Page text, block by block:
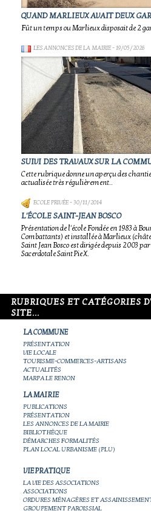
QUAND MARLIEUX AVAIT DEUX
Fût un temps ou Marlieux disposait de 2
LES ANNONCES DE LA MAIRIE- 19/05/2026
SUIVI DES TRAVAUX SUR LA
Cette rubrique donne un aperçu des
actualisée très régulièrement..
ECOLE PRIVÉE- 30/11/2014
L'ÉCOLE SAINT-JEAN BOSCO
Présentation de l'école Fondée en 1983 à
Combattants) et installée à Marlieux
Saint Jean Bosco est dirigée depuis 2003
Sacerdotale Saint Pie X.
RUBRIQUES ET CATÉGORIES
SITE...
LA COMMUNE
PRÉSENTATION
VIE LOCALE
TOURISME-COMMERCES-ARTISANS
ACTUALITÉS
MARPA LE RENON
LA MAIRIE
PUBLICATIONS
PRÉSENTATION
LES ANNONCES DE LA MAIRIE
BIBLIOTHÈQUE
DÉMARCHES FORMALITÉS
PLAN LOCAL URBANISME (PLU)
VIE PRATIQUE
LA VIE DES ASSOCIATIONS
ASSOCIATIONS
ORDURES MÉNAGÈRES ET
GROUPEMENT PAROISSIAL